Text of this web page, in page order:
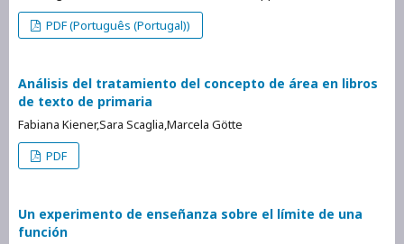
PDF (Português (Portugal))
Análisis del tratamiento del concepto de área en libros
de texto de primaria
Fabiana Kiener,Sara Scaglia,Marcela Götte
PDF
Un experimento de enseñanza sobre el límite de una
función